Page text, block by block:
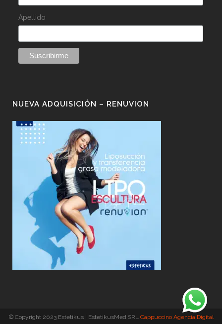
Apellido
NUEVA ADQUISICIÓN – RENUVION
© Copyright 2023 Estetikus | EstetikusMed SRL Cappuccino Agencia Digital